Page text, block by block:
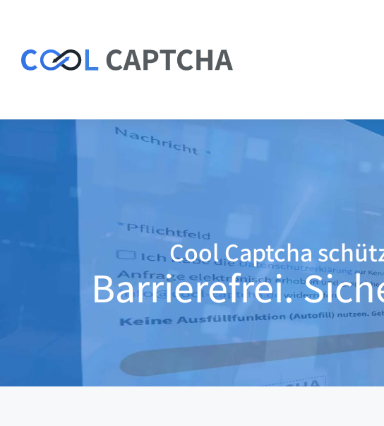
Cool Captcha
Barrierefrei.